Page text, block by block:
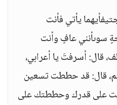
يأتي فأنت
سوىأنني عافٍ وأنت
قال: أسرفتَ يا أعرابي،
قال: قد حططت تسعين
على قدرك وحططتك على